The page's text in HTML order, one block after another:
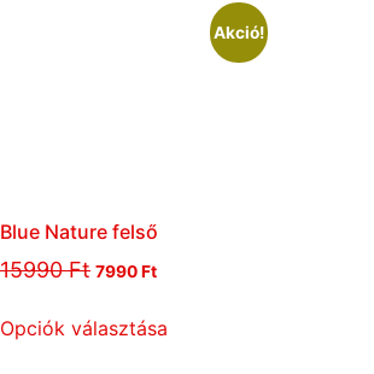
Akció!
Blue Nature felső
15990Ft 7990Ft
Opciók választása